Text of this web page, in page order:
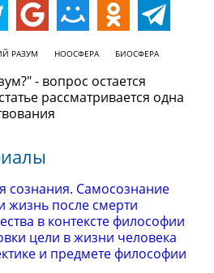
РАЗУМ НООСФЕРА БИОСФЕРА
- вопрос остается
рассматривается одна
сознания. Самосознание
жизнь после смерти
в контексте философии
цели в жизни человека
и предмете философии